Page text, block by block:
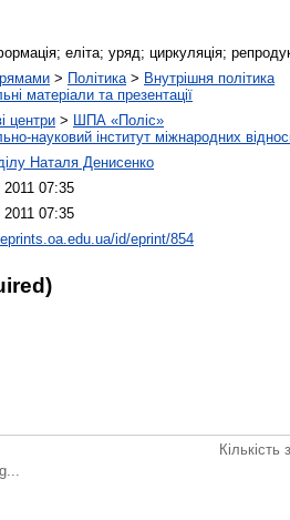
еліта; уряд; циркуляція;
> Політика > Внутрішня політика
матеріали та презентації
центри > ШПА «Поліс»
науковий інститут міжнародних
Наталя Денисенко
07:35
07:35
id/eprint/854